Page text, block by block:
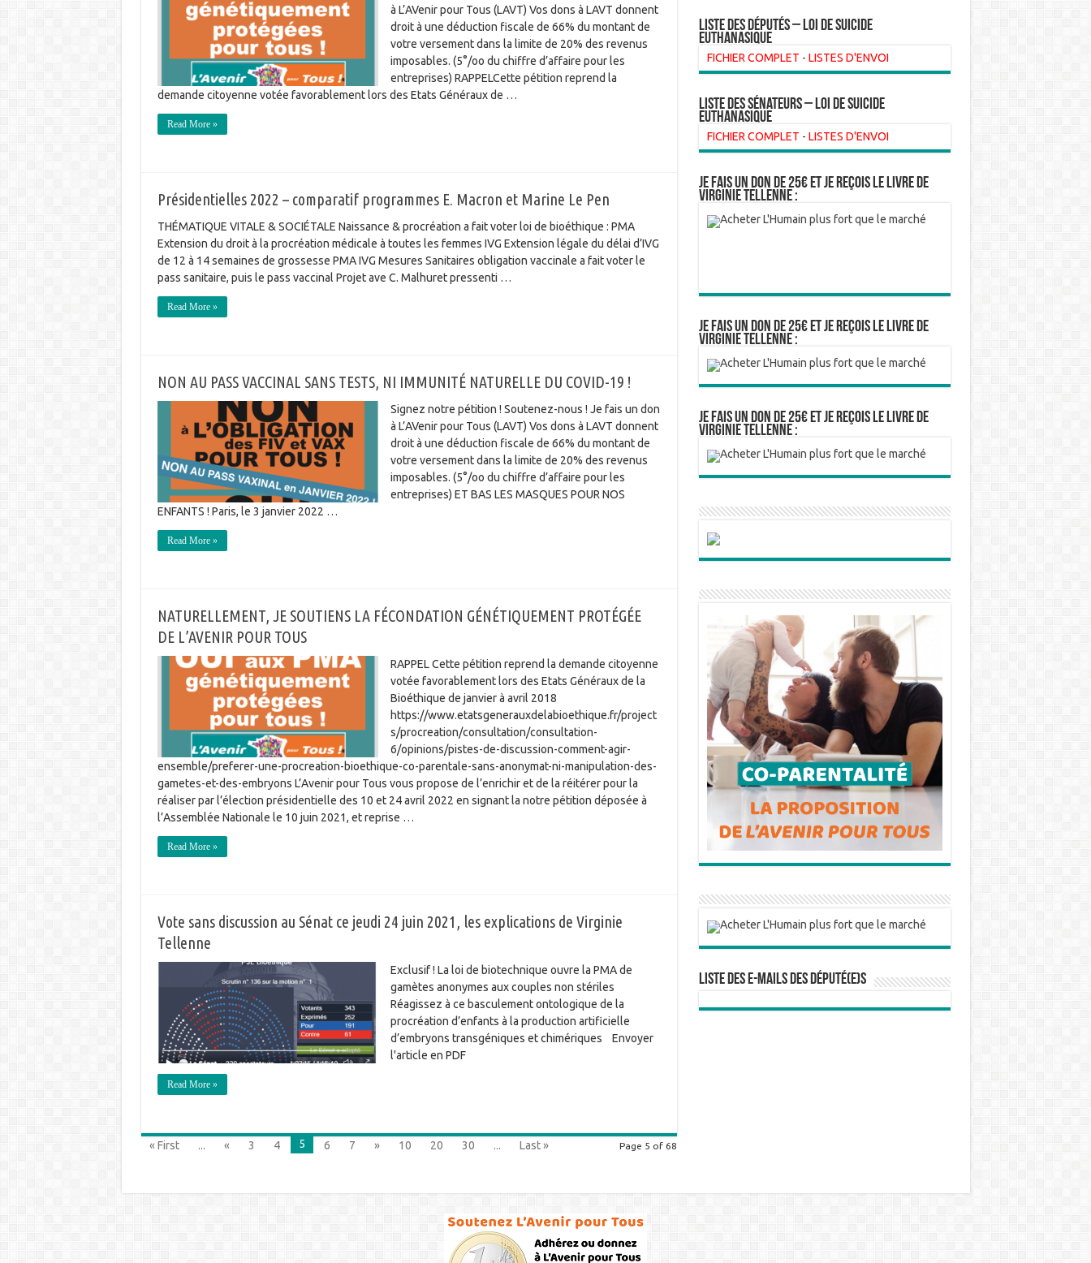
à L’AVenir pour Tous (LAVT) Vos dons à LAVT donnent
droit à une déduction fiscale de 66% du montant de
votre versement dans la limite de 20% des revenus
imposables. (5°/oo du chiffre d’affaire pour les
entreprises) RAPPELCette pétition reprend la
demande citoyenne votée favorablement lors des Etats Généraux de …
Read More »
Présidentielles 2022 – comparatif programmes E. Macron et Marine Le Pen
THÉMATIQUE VITALE & SOCIÉTALE Naissance & procréation a fait voter loi de bioéthique : PMA
Extension du droit à la procréation médicale à toutes les femmes IVG Extension légale du délai d’IVG
de 12 à 14 semaines de grossesse PMA IVG Mesures Sanitaires obligation vaccinale a fait voter le
pass sanitaire, puis le pass vaccinal Projet ave C. Malhuret pressenti …
Read More »
NON AU PASS VACCINAL SANS TESTS, NI IMMUNITÉ NATURELLE DU COVID-19 !
Signez notre pétition ! Soutenez-nous ! Je fais un don
à L’AVenir pour Tous (LAVT) Vos dons à LAVT donnent
droit à une déduction fiscale de 66% du montant de
votre versement dans la limite de 20% des revenus
imposables. (5°/oo du chiffre d’affaire pour les
entreprises) ET BAS LES MASQUES POUR NOS
ENFANTS ! Paris, le 3 janvier 2022 …
Read More »
NATURELLEMENT, JE SOUTIENS LA FÉCONDATION GÉNÉTIQUEMENT PROTÉGÉE
DE L’AVENIR POUR TOUS
RAPPEL Cette pétition reprend la demande citoyenne
votée favorablement lors des Etats Généraux de la
Bioéthique de janvier à avril 2018
https://www.etatsgenerauxdelabioethique.fr/project
s/procreation/consultation/consultation-
6/opinions/pistes-de-discussion-comment-agir-
ensemble/preferer-une-procreation-bioethique-co-parentale-sans-anonymat-ni-manipulation-des-
gametes-et-des-embryons L’Avenir pour Tous vous propose de l’enrichir et de la réitérer pour la
réaliser par l’élection présidentielle des 10 et 24 avril 2022 en signant la notre pétition déposée à
l’Assemblée Nationale le 10 juin 2021, et reprise …
Read More »
Vote sans discussion au Sénat ce jeudi 24 juin 2021, les explications de Virginie
Tellenne
Exclusif ! La loi de biotechnique ouvre la PMA de
gamètes anonymes aux couples non stériles
Réagissez à ce basculement ontologique de la
procréation d’enfants à la production artificielle
d’embryons transgéniques et chimériques Envoyer
l'article en PDF
Read More »
Page 5 of 68
« First ... « 3 4 5 6 7 » 10 20 30 ... Last »
Liste des Députés – Loi de suicide
euthanasique
FICHIER COMPLET - LISTES D'ENVOI
liste des sénateurs – loi de suicide
euthanasique
FICHIER COMPLET - LISTES D'ENVOI
Je fais un don de 25€ et je reçois le livre de
Virginie Tellenne :
Je fais un don de 25€ et je reçois le livre de
Virginie Tellenne :
Je fais un don de 25€ et je reçois le livre de
Virginie Tellenne :
Liste des e-mails des député(e)s